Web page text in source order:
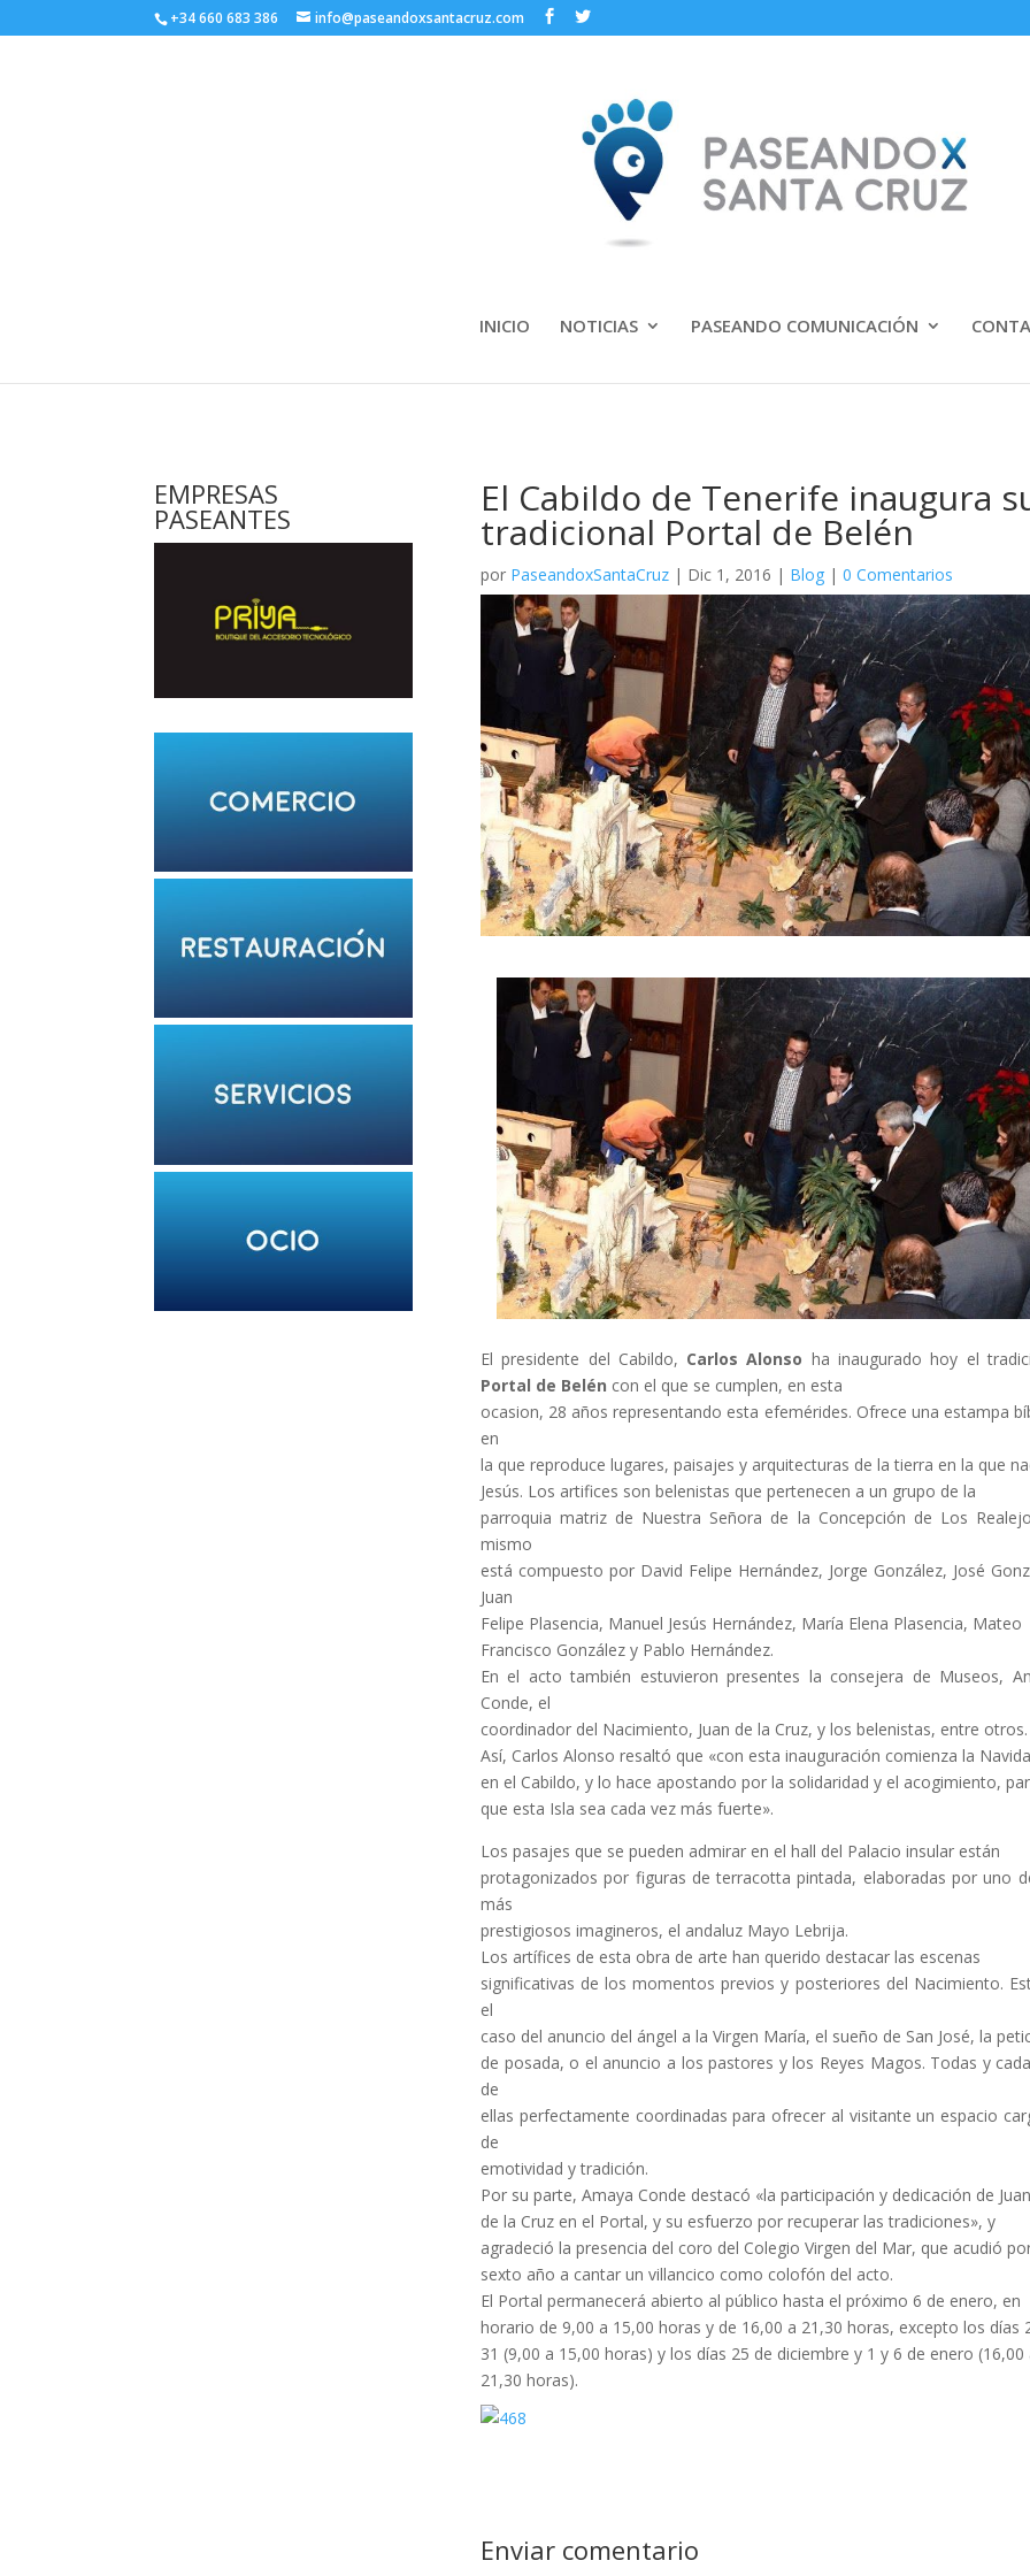
+34 660 683 386 info@paseandoxsantacruz.com
INICIO NOTICIAS PASEANDO COMUNICACIÓN
EMPRESAS
PASEANTES El Cabildo de Tenerife inaugura
tradicional Portal de Belén
por PaseandoxSantaCruz| Dic 1, 2016 | Blog| 0 Comentarios
El presidente del Cabildo, Carlos Alonso ha inaugurado hoy el
Portal de Belén con el que se cumplen, en esta
ocasion, 28 años representando esta efemérides. Ofrece una estampa
en
la que reproduce lugares, paisajes y arquitecturas de la tierra en la que
Jesús. Los artifices son belenistas que pertenecen a un grupo de la
parroquia matriz de Nuestra Señora de la Concepción de Los
mismo
está compuesto por David Felipe Hernández, Jorge González, José
Juan
Felipe Plasencia, Manuel Jesús Hernández, María Elena Plasencia, Mateo
Francisco González y Pablo Hernández.
En el acto también estuvieron presentes la consejera de Museos,
Conde, el
coordinador del Nacimiento, Juan de la Cruz, y los belenistas, entre otros.
Así, Carlos Alonso resaltó que «con esta inauguración comienza la
en el Cabildo, y lo hace apostando por la solidaridad y el acogimiento,
que esta Isla sea cada vez más fuerte».
Los pasajes que se pueden admirar en el hall del Palacio insular están
protagonizados por figuras de terracotta pintada, elaboradas por uno
más
prestigiosos imagineros, el andaluz Mayo Lebrija.
Los artífices de esta obra de arte han querido destacar las escenas
significativas de los momentos previos y posteriores del Nacimiento.
el
caso del anuncio del ángel a la Virgen María, el sueño de San José, la
de posada, o el anuncio a los pastores y los Reyes Magos. Todas y
de
ellas perfectamente coordinadas para ofrecer al visitante un espacio
de
emotividad y tradición.
Por su parte, Amaya Conde destacó «la participación y dedicación de Juan
de la Cruz en el Portal, y su esfuerzo por recuperar las tradiciones», y
agradeció la presencia del coro del Colegio Virgen del Mar, que acudió
sexto año a cantar un villancico como colofón del acto.
El Portal permanecerá abierto al público hasta el próximo 6 de enero, en
horario de 9,00 a 15,00 horas y de 16,00 a 21,30 horas, excepto los días
31 (9,00 a 15,00 horas) y los días 25 de diciembre y 1 y 6 de enero (16,00
21,30 horas).
Enviar comentario